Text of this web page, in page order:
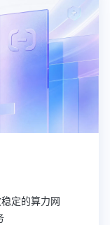
定的算力网